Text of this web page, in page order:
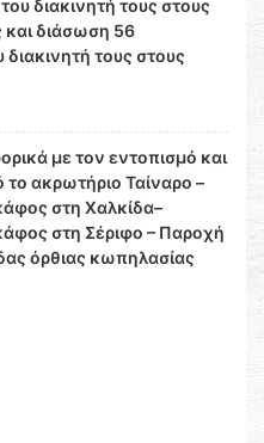
διακινητή τους στους
και διάσωση 56
τους στους
με τον εντοπισμό και
ακρωτήριο Ταίναρο –
στη Χαλκίδα–
στη Σέριφο – Παροχή
όρθιας κωπηλασίας